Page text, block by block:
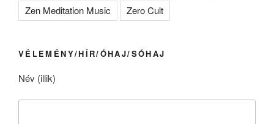
Zen Meditation Music
Zero Cult
VÉLEMÉNY/HÍR/ÓHAJ/SÓHAJ
Név (illik)